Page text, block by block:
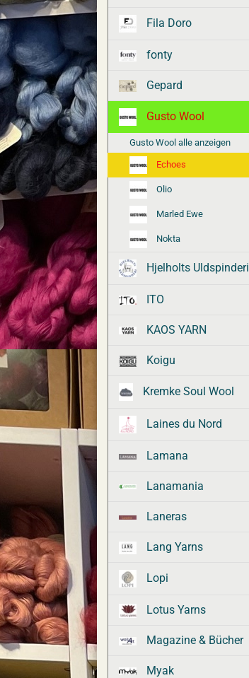
Fila Doro
fonty
Gepard
Gusto Wool
Gusto Wool alle anzeigen
Echoes
Olio
Marled Ewe
Nokta
Hjelholts Uldspinderi
ITO
KAOS YARN
Koigu
Kremke Soul Wool
Laines du Nord
Lamana
Lanamania
Laneras
Lang Yarns
Lopi
Lotus Yarns
Magazine & Bücher
Myak